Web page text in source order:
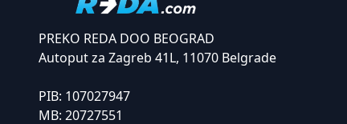
PREKO REDA DOO BEOGRAD
Autoput za Zagreb 41L, 11070 Belgrade
PIB: 107027947
MB: 20727551